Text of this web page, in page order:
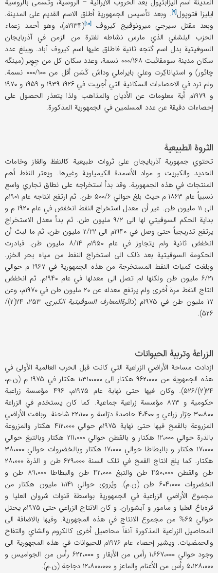
المدینة اسم الیزابتپول بعد الحروب الایرانیة – الروسیة، وتسمی بالروسیة
ایلیزا ڤتوپول[۹] . وبعد تأسیس الجمهوریة أطلق الاسم القدیم علی المدینة.
وبعد مقتل سیرجي میرونوڤیج کیروڤ[۱۰]
(۱۹۳۴م)، وهو أحمد زعماء
الحزب البلشفي الذي مارس نشاطه لفترة من الزمن في آذربایجان
السوڤیتیة بدل اسم گنجه ثانیة فاطلق علیها اسم کیروف آباد. ویبلغ عدد
سکان مدینة سومقائیت ۰۰۰/۱۶۸ نسمة، وعدد سکان کل من چِوِیر (مینگه
چائور) و استپاناکِرت وعلي بایراملي وداش کَسَن أقل من ۰۰۰/۱۰۰ نسمة.
ولم ترد في الاحصاءات السکانیة التي أجریت في ۱۹۲۶ ۱۹۳۹ و ۱۹۵۹ و ۱۹۷۰
و ۱۹۷۹م أیة معلومات عن الأدیان والمذاهب ولذا یتعذر الحصول علی
إحصاءات دقیقة عن عدد المسلمین في الجمهوریة المذکورة.
الثروة الطبیعیة
تحتوي جمهوریة آذربایجان علی ثروات طبیعیة کالنفظ والغاز وخامات
الحدید والکبریت و مواد الأسمدة الکیمیاویة وغیرها. ویعتر النفط أهم
المنتجات في هذه الجمهوریة. وقد بدأ استخراجه علی نطاق تجاري واسع
نسبیاً عام ۱۸۶۳ م حیث بلغ حوالي ۵۰۰/۶ طن. ثم ارتفع انتاجه عام ۱۹۰۱م
الی ۱۱ ملیون طن. غیر أن معدل استخراج النفط انخفض في عام ۱۹۲۰ م و
بدایة الحکم السوڤیتي لها الی ۹/۲ ملیون طن. ثم بدأ معدل الاستخراج
یرتفع تدریجیاً حتی وصل في ۱۹۴۰م الی ۲/۲۲ ملیون طن، ثم ما لبث أن
انخفض ثانیة ولم یتجاوز في عام ۱۹۵۰م ۸/۱۴ ملیون طن. فبادرت
الحکومة السوڤیتیة بعد ذلک الی استخراج النفط من میاه بحر الخزر.
وبلغت کمیات النفط المستخرجة من هذه الجمهوریة في ۱۹۶۷ م حوالي
۶/۲۱ ملیون طن ولکنها لم تصل الی معدلها في عام ۱۹۴۰م. ثم انخفض
انتاج النفط مرة أخری ولم یرتفع معدله عن ۲۰ ملیون طن في ۱۹۷۰م، وعن
۱۷ ملیون طن في ۱۹۷۵م (
دائرة‌المعارف السوڤیتیة الکبری
، ۲۵۳، ۲۴(۲)/
۵۲۶).
الزراعة وتربیة الحیوانات
ازدادت مساحة الأراضي الزراعیة التي کانت قبل الحرب العالمیة الأولی في
هذه الجمهویة من ۹۶۲،۰۰۰ هکتار الی ۱،۳۱۰،۰۰۰ هکتار في ۱۹۷۵ م (ن.م،
۲۴(۲)/۵۲۶). وکان فیها حتی نهایة عام ۱۹۷۵م، ۴۹۶ مؤسسة زراعیة
حکومیة و ۸۷۳ مؤسسة زراعیة جماعیة. کما کان یستخدم في الزراعة
۳۰،۸۰۰ جرّار زراعي و ۴،۴۰۰ حاصدة درّاسة و ۲۲،۱۰۰ شاحنة. وبلغت الأراضي
المزروعة بالقمح فیها حتی نهایة ۱۹۷۵م حوالي ۴۱۲،۰۰۰ هکتار والمزروعة
بالذرة حوالي ۱۲،۰۰۰ هکتار و بالقطن حوالي ۲۱۱،۰۰۰ هکتار وبالتبغ حوالي
۱۷،۰۰۰ هکتار و بالبطاطا حوالي ۱۷،۰۰۰ هکتار وبالخضروات حوالي ۳۸،۰۰۰
هکتار. کما یلغ انتاج القمح في تلک السنة ۶۲۹،۰۰۰ طن و الذرة ۲۸،۰۰۰
طن والقطن ۴۵۰،۰۰۰ طن والتبغ ۴۲،۰۰۰ طن والبطاطا ۸۹،۰۰۰ طن و
الخضروات ۶۰۴،۰۰۰ طن (ن.م). ویُروی حوالي ۱،۱۴۱ ملیون هکتار من
مجموع الأراضي الزراعیة في الجمهوریة بواسطة قنوات شروان العلیا و
قره‌باغ العلیا و سامور و آبشوران. و کان الانتاج الزراعي حتی ۱۹۷۵م یحتل
حوالي ۶۵% من مجموع الانتاج في هذه المجهوریة. وفیها بالاضافة الی
المحاصیل الزراعیة المذکورة آنفاً محاصیل أخری کالکروم والشاي والتفاح
والحمضیات. ویشیر إحصاء عام ۱۹۷۶م للحیوانات في هذه المجهوریة الی
وجود حوالي ۱،۶۶۷،۰۰۰ رأس من الأبقار و ۶۲۲،۰۰۰ رأس من الجوامیس و
۵،۱۲۸،۰۰۰ رأس من الأغنام والماعز و ۱۲،۸۰۰،۰۰۰ دجاجة (ن.م).